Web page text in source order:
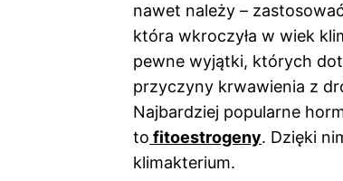
nawet należy –
która wkroczyła w wiek
pewne wyjątki, których
przyczyny krwawienia z
Najbardziej popularne
to fitoestrogeny. Dzięki
klimakterium.